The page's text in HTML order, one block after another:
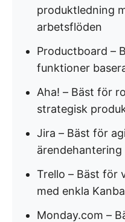
produktledning
arbetsflöden
Productboard –
funktioner
Aha! – Bäst för
strategisk
Jira – Bäst för
ärendehantering
Trello – Bäst för
med enkla
Monday.com –